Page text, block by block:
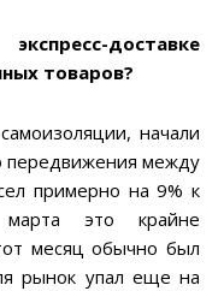
доставке
товаров?
начали
передвижения между
примерно на 9% к
это крайне
месяц обычно был
рынок упал еще на